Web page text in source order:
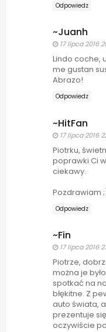
Odpowiedz
~Juanh
17 lipca 2016
Lindo coche,
me gustan
Abrazo!
Odpowiedz
~HitFan
17 lipca 2016
Piotrku,
poprawki Ci
ciekawy.
Pozdrawiam
Odpowiedz
~Fin
17 lipca 2016
Piotrze,
można je
spotkać na
błękitne. Z
auto świata,
prezentuje
oczywiście